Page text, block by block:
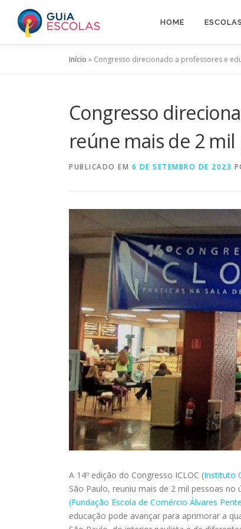
conteúdo
HOME
Início » Congresso direcionado a professores e
Congresso
reúne mais de 2 mil
PUBLICADO EM 6 DE SETEMBRO DE 2023
A 14º edição do Congresso ICLOC (Instituto
São Paulo, reuniu mais de 2 mil pessoas
(Fundação Escola de Comércio Álvares
educação pode avançar para aprimorar a